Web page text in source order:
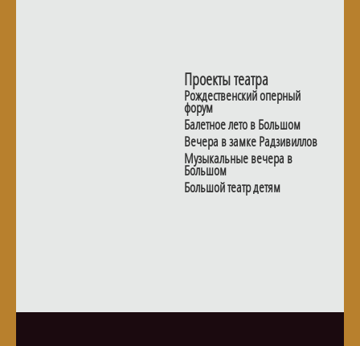
Проекты театра
Рождественский оперный
форум
Балетное лето в Большом
Вечера в замке Радзивиллов
Музыкальные вечера в
Большом
Большой театр детям